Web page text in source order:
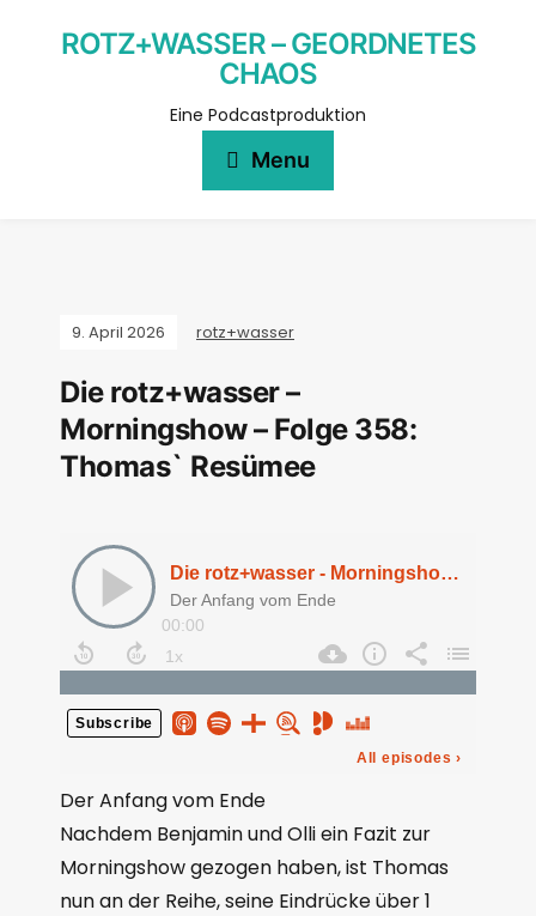
ROTZ+WASSER – GEORDNETES
CHAOS
Eine Podcastproduktion
Menu
9. April 2026 rotz+wasser
Die rotz+wasser –
Morningshow – Folge 358:
Thomas` Resümee
Der Anfang vom Ende
Nachdem Benjamin und Olli ein Fazit zur
Morningshow gezogen haben, ist Thomas
nun an der Reihe, seine Eindrücke über 1